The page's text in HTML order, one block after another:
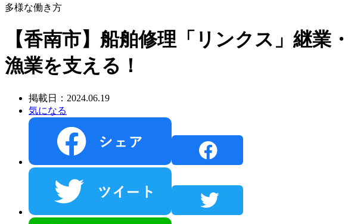
多様な働き方
【香南市】船舶修理「リンクス」継
漁業を支える！
掲載日：2024.06.19
気になる